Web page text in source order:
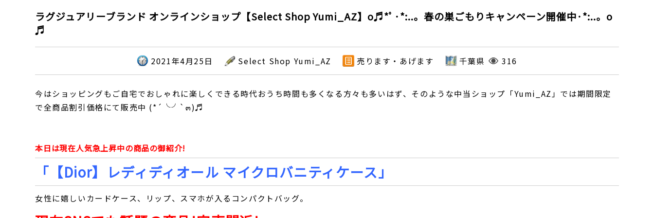
ラグジュアリーブランド オンラインショップ【Select Shop Yumi_AZ】o♬*ﾟ·*:..。春の巣ごもりキャンペーン開催中·*:..。o
♬
2021年4月25日 Select Shop Yumi_AZ 売ります・あげます 千葉県 316
今はショッピングもご自宅でおしゃれに楽しくできる時代おうち時間も多くなる方々も多いはず、そのような中当ショップ「Yumi_AZ」では期間限定
で全商品割引価格にて販売中 (*´╰╯`๓)♬
本日は現在人気急上昇中の商品の御紹介!
「【Dior】レディディオール マイクロバニティケース」
女性に嬉しいカードケース、リップ、スマホが入るコンパクトバッグ。